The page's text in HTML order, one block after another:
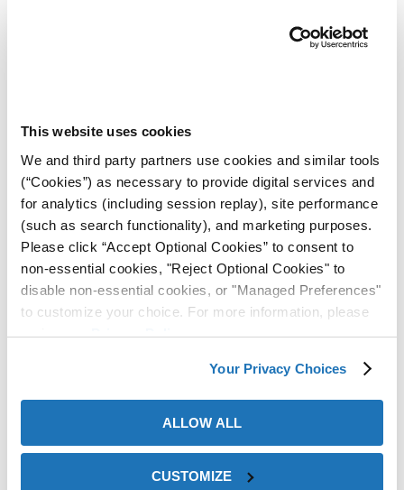
This website uses cookies
We and third party partners use cookies and similar tools
(“Cookies”) as necessary to provide digital services and
for analytics (including session replay), site performance
(such as search functionality), and marketing purposes.
Please click “Accept Optional Cookies” to consent to
non-essential cookies, "Reject Optional Cookies" to
disable non-essential cookies, or "Managed Preferences"
to customize your choice. For more information, please
review ourPrivacy Policy.
Your Privacy Choices
ALLOW ALL
CUSTOMIZE
húmedas, condiciones de refrigerante o entorno de
proceso.
Contacte a ZERUST®